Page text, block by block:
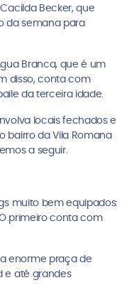
Becker, que
da semana para
Branca, que é um
disso, conta com
da terceira idade.
locais fechados e
bairro da Vila Romana
a seguir.
muito bem equipados:
primeiro conta com
enorme praça de
e até grandes